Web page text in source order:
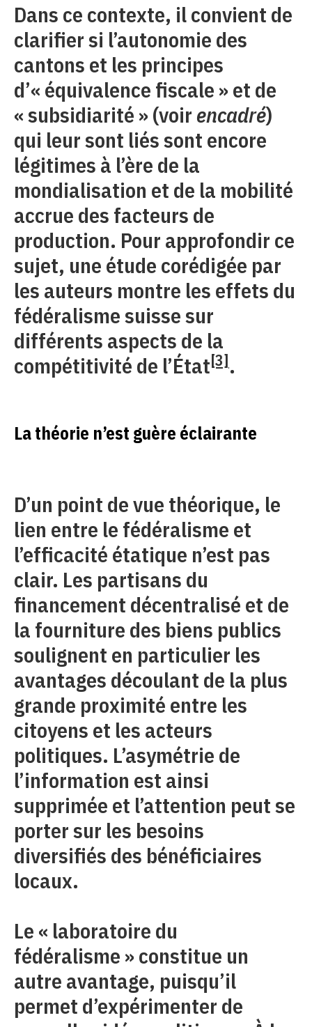
Dans ce contexte, il convient de
clarifier si l’autonomie des
cantons et les principes
d’« équivalence fiscale » et de
« subsidiarité » (voir encadré)
qui leur sont liés sont encore
légitimes à l’ère de la
mondialisation et de la mobilité
accrue des facteurs de
production. Pour approfondir ce
sujet, une étude corédigée par
les auteurs montre les effets du
fédéralisme suisse sur
différents aspects de la
compétitivité de l’État[3].
La théorie n’est guère éclairante
D’un point de vue théorique, le
lien entre le fédéralisme et
l’efficacité étatique n’est pas
clair. Les partisans du
financement décentralisé et de
la fourniture des biens publics
soulignent en particulier les
avantages découlant de la plus
grande proximité entre les
citoyens et les acteurs
politiques. L’asymétrie de
l’information est ainsi
supprimée et l’attention peut se
porter sur les besoins
diversifiés des bénéficiaires
locaux.
Le « laboratoire du
fédéralisme » constitue un
autre avantage, puisqu’il
permet d’expérimenter de